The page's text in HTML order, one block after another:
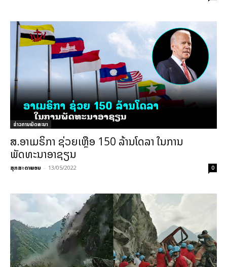
ຂ່າວການພັດທະນາ
ສ.ອາເມຣິກາ ຊ່ວຍເຫຼືອ 150 ລ້ານໂດລາ ໃນການ
ພັດທະນາອາຊຽນ
ສຸກສະດາພອນ - 13/05/2022 0